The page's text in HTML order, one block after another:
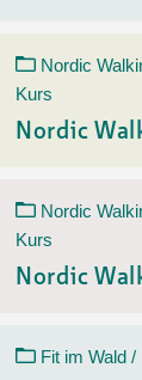
Nordic
Kurs
Nordic
Nordic
Kurs
Nordic
Fit im Wald /